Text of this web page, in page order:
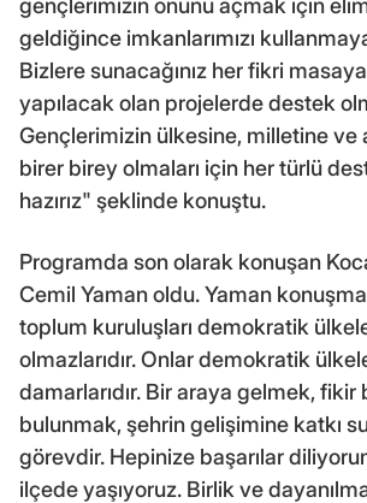
gençlerimizin önünü açmak için
geldiğince imkanlarımızı
Bizlere sunacağınız her fikri
yapılacak olan projelerde destek
Gençlerimizin ülkesine, milletine ve
birer birey olmaları için her türlü
hazırız" şeklinde konuştu.
Programda son olarak konuşan
Cemil Yaman oldu. Yaman
toplum kuruluşları demokratik
olmazlarıdır. Onlar demokratik
damarlarıdır. Bir araya gelmek, fikir
bulunmak, şehrin gelişimine katkı
görevdir. Hepinize başarılar
ilçede yaşıyoruz. Birlik ve